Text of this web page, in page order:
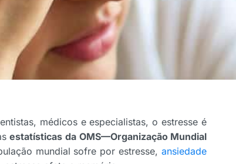
médicos e especialistas, o estresse é
estatísticas da OMS—Organização Mundial
mundial sofre por estresse,ansiedade